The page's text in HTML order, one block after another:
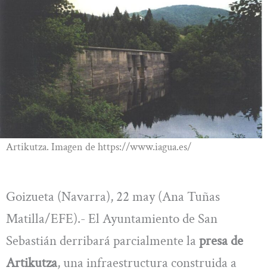
Artikutza. Imagen de https://www.iagua.es/
Goizueta (Navarra), 22 may (Ana Tuñas
Matilla/EFE).- El Ayuntamiento de San
Sebastián derribará parcialmente la presa de
Artikutza, una infraestructura construida a